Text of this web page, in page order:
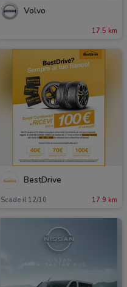
Volvo
17.5 km
BestDrive
Scade il 12/10 17.9 km